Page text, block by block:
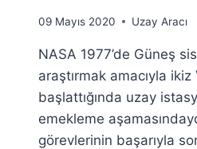
By
Fuat
Özyar
09 Mayıs 2020 Uzay Aracı
NASA 1977’de Güneş
araştırmak amacıyla
başlattığında uzay
emekleme
görevlerinin başarıyla